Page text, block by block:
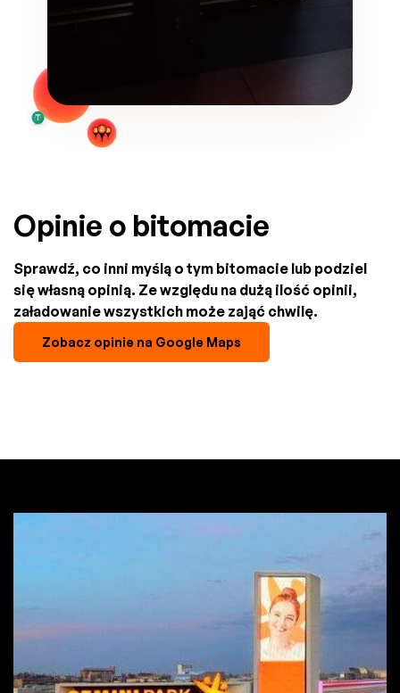
Opinie o bitomacie
Sprawdź, co inni myślą o tym bitomacie lub podziel
się własną opinią. Ze względu na dużą ilość opinii,
załadowanie wszystkich może zająć chwilę.
Zobacz opinie na Google Maps